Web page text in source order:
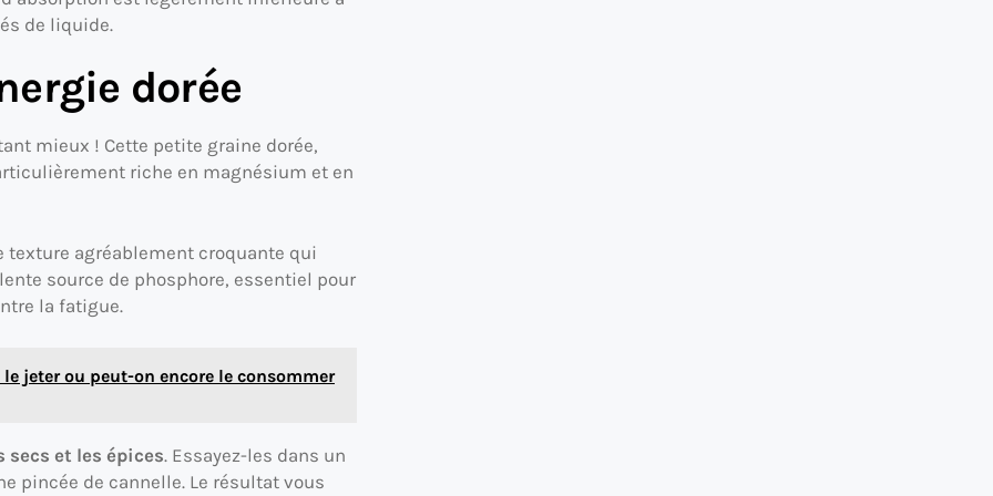
de liquide.
dorée
mieux ! Cette petite graine dorée,
riche en magnésium et en
texture agréablement croquante qui
source de phosphore, essentiel pour
la fatigue.
jeter ou peut-on encore le consommer
et les épices. Essayez-les dans un
pincée de cannelle. Le résultat vous